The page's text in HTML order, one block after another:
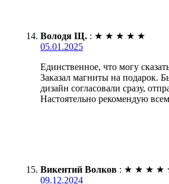
Володя Щ. : ★ ★ ★ ★ ★
05.01.2025
Единственное, что могу
Заказал магниты на подарок.
дизайн согласовали сразу,
Настоятельно рекомендую
Викентий Волков : ★ ★ ★ ★
09.12.2024